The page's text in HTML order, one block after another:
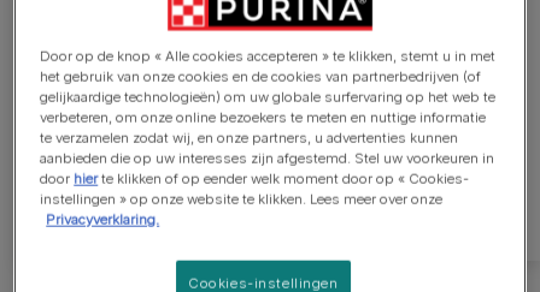
Profiteer van onze
promoties en ontdek
nieuwe producten
Ontdek onze exclusieve promoties en maak je
huisdier gelukkig.
Door op de knop « Alle cookies accepteren » te klikken, stemt u in met
het gebruik van onze cookies en de cookies van partnerbedrijven (of
gelijkaardige technologieën) om uw globale surfervaring op het web te
verbeteren, om onze online bezoekers te meten en nuttige informatie
te verzamelen zodat wij, en onze partners, u advertenties kunnen
aanbieden die op uw interesses zijn afgestemd. Stel uw voorkeuren in
door hierte klikken of op eender welk moment door op « Cookies-
instellingen » op onze website te klikken. Lees meer over onze
Privacyverklaring.
Cookies-instellingen